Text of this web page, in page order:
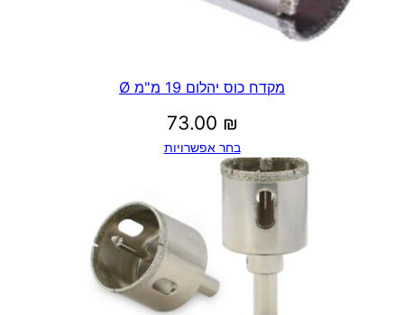
מקדח כוס יהלום 19 מ"מ Ø
73.00 ₪
בחר אפשרויות